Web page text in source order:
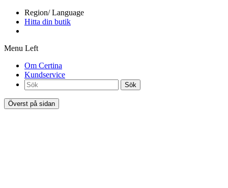
Region/ Language
Hitta din butik
Menu Left
Om Certina
Kundservice
Sök
Överst på sidan